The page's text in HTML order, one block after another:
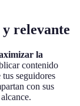
relevante
la
contenido
seguidores
con sus